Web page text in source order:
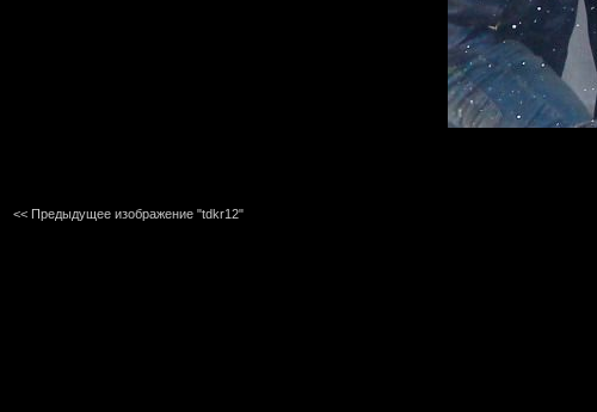
<< Предыдущее изображение "tdkr12"